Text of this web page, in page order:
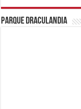
Parque Draculandia